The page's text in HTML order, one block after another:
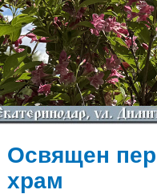
Освящен
храм